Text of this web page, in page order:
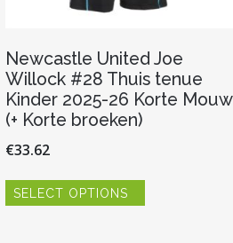
Newcastle United Joe
Willock #28 Thuis tenue
Kinder 2025-26 Korte Mouw
(+ Korte broeken)
€33.62
SELECT OPTIONS